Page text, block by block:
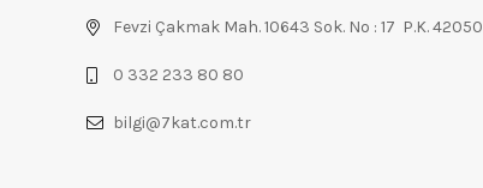
Fevzi Çakmak Mah. 10643 Sok. No : 17 P.K. 42050
0 332 233 80 80
bilgi@7kat.com.tr